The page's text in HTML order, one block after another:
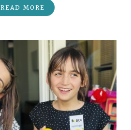
READ MORE